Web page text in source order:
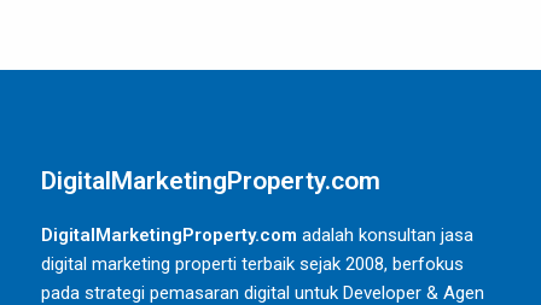
DigitalMarketingProperty.com
DigitalMarketingProperty.com adalah konsultan jasa
digital marketing properti terbaik sejak 2008, berfokus
pada strategi pemasaran digital untuk Developer & Agen